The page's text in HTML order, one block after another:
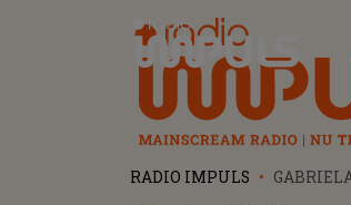
Radio Impuls
RADIO IMPULS